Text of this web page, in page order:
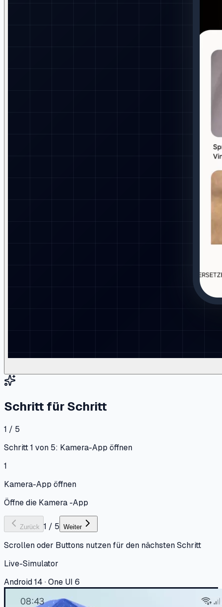
Schritt für Schritt
1 / 5
Schritt 1 von 5: Kamera-App öffnen
1
Kamera-App öffnen
Öffne die Kamera -App
Zurück 1 / 5 Weiter
Scrollen oder Buttons nutzen für den nächsten Schritt
Live-Simulator
Android 14 · One UI 6